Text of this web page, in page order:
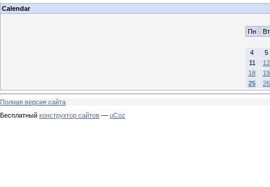
Calendar
Пн Вт
4
5
11
12
18
19
25
26
Полная версия сайта
Бесплатный конструктор сайтов — uCoz